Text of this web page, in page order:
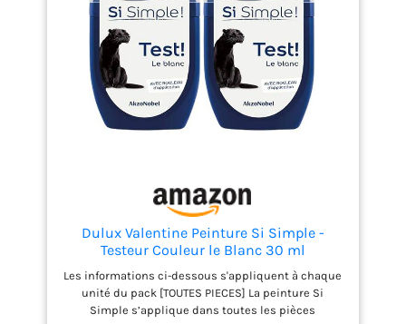
Dulux Valentine Peinture Si Simple -
Testeur Couleur le Blanc 30 ml
Les informations ci-dessous s'appliquent à chaque
unité du pack [TOUTES PIECES] La peinture Si
Simple s’applique dans toutes les pièces